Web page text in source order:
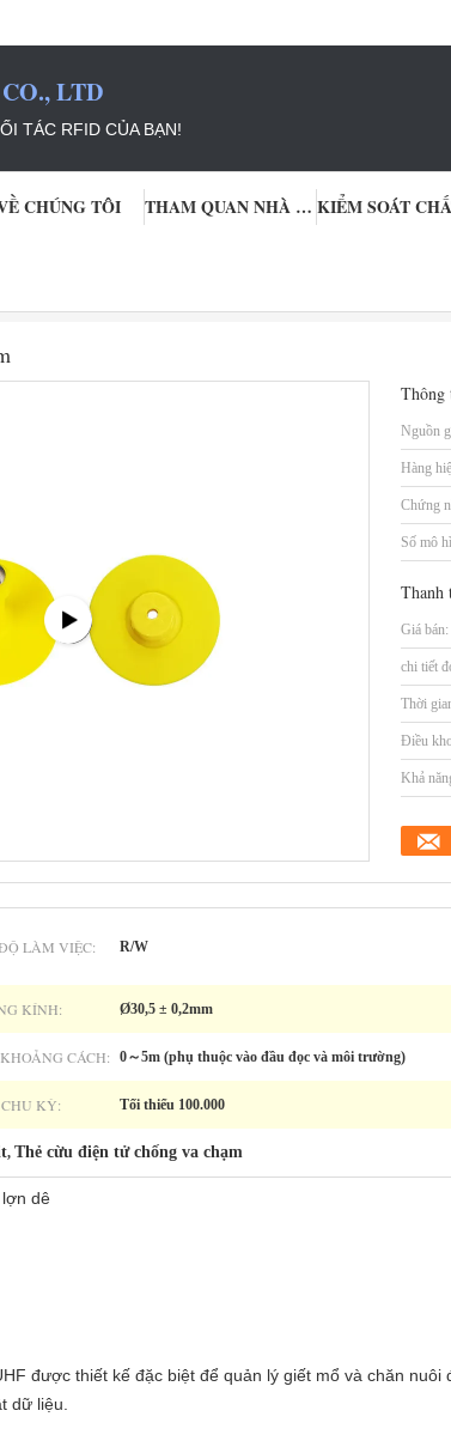
LTD
TÁC RFID CỦA BẠN!
CHÚNG TÔI THAM QUAN NHÀ MÁY
Thông
Nguồn
Hàng
Chứng
Số mô
Thanh
Giá bán:
chi tiết
Thời
Điều
Khả
LÀM VIỆC: R/W
KÍNH: Ø30,5 ± 0,2mm
CÁCH: 0～5m (phụ thuộc vào đầu đọc và môi trường)
KỲ: Tối thiểu 100.000
, Thẻ cừu điện tử chống va chạm
dê
được thiết kế đặc biệt để quản lý giết mổ và chăn nuôi
dữ liệu.